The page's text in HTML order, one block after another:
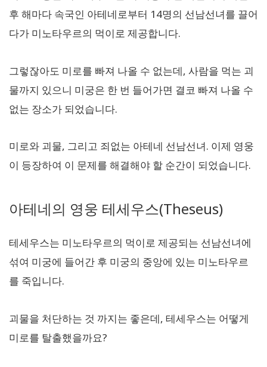
후 해마다 속국인 아테네로부터 14명의 선남선녀를 끌어
다가 미노타우르의 먹이로 제공합니다.
그렇잖아도 미로를 빠져 나올 수 없는데, 사람을 먹는 괴
물까지 있으니 미궁은 한 번 들어가면 결코 빠져 나올 수
없는 장소가 되었습니다.
미로와 괴물, 그리고 죄없는 아테네 선남선녀. 이제 영웅
이 등장하여 이 문제를 해결해야 할 순간이 되었습니다.
아테네의 영웅 테세우스(Theseus)
테세우스는 미노타우르의 먹이로 제공되는 선남선녀에
섞여 미궁에 들어간 후 미궁의 중앙에 있는 미노타우르
를 죽입니다.
괴물을 처단하는 것 까지는 좋은데, 테세우스는 어떻게
미로를 탈출했을까요?